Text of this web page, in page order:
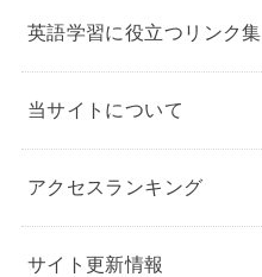
英語学習に役立つリンク集
当サイトについて
アクセスランキング
サイト更新情報